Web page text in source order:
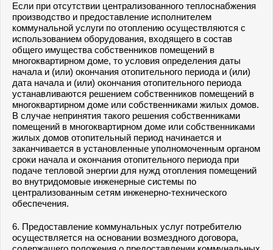
Если при отсутствии централизованного теплоснабжения
производство и предоставление исполнителем
коммунальной услуги по отоплению осуществляются с
использованием оборудования, входящего в состав
общего имущества собственников помещений в
многоквартирном доме, то условия определения даты
начала и (или) окончания отопительного периода и (или)
дата начала и (или) окончания отопительного периода
устанавливаются решением собственников помещений в
многоквартирном доме или собственниками жилых домов.
В случае непринятия такого решения собственниками
помещений в многоквартирном доме или собственниками
жилых домов отопительный период начинается и
заканчивается в установленные уполномоченным органом
сроки начала и окончания отопительного периода при
подаче тепловой энергии для нужд отопления помещений
во внутридомовые инженерные системы по
централизованным сетям инженерно-технического
обеспечения.
6. Предоставление коммунальных услуг потребителю
осуществляется на основании возмездного договора,